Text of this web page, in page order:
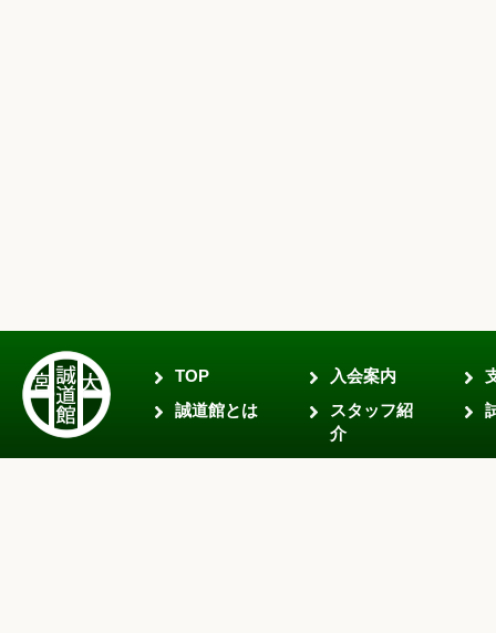
TOP
誠道館とは
入会案内
スタッフ紹
介